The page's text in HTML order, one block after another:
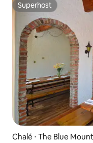
Superhost
Superhost
Chalé ⋅ The Blue